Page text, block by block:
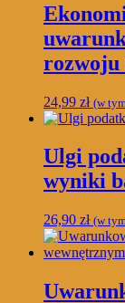
rozwoju
24,99 zł (w
Ulgi
wyniki
26,90 zł (w